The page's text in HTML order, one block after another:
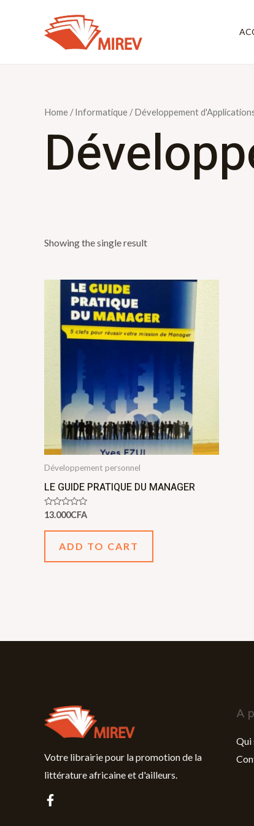
Home /Informatique / Développement
Showing the single result
Développement personnel
LE GUIDE PRATIQUE DU MANAGER
Rated
out
13.000CFA
ADD TO CART
Votre librairie pour la promotion de la
littérature africaine et d'ailleurs.
A
Qui